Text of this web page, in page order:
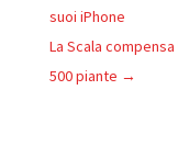
suoi iPhone
La Scala
500 piante →